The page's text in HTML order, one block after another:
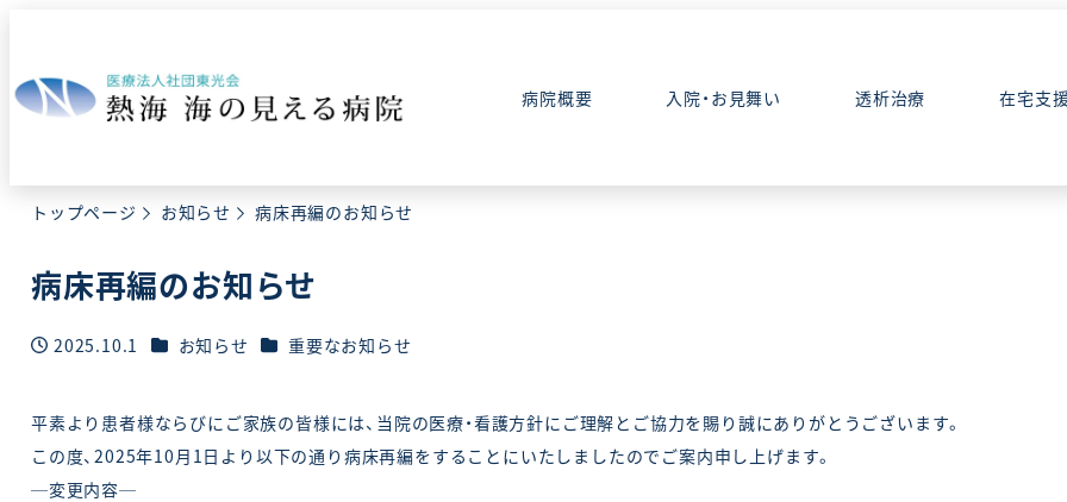
コ
病院概要 入院・お見舞い 透析治療 在宅支
トップページ お知らせ 病床再編のお知らせ
病床再編のお知らせ
投稿日
2025.10.1 カテゴリー
お知らせ カテゴリー
重要なお知らせ
平素より患者様ならびにご家族の皆様には、当院の医療・看護方針にご理解とご協力を賜り誠にありがとうございます。
この度、2025年10月1日より以下の通り病床再編をすることにいたしましたのでご案内申し上げます。
─変更内容─